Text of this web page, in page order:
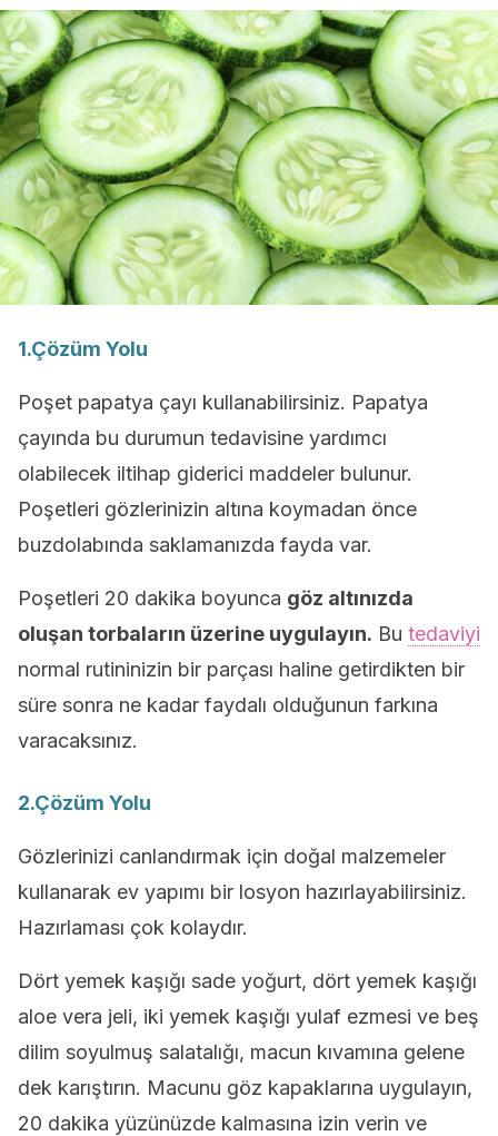
1.Çözüm Yolu
Poşet papatya çayı kullanabilirsiniz. Papatya
çayında bu durumun tedavisine yardımcı
olabilecek iltihap giderici maddeler bulunur.
Poşetleri gözlerinizin altına koymadan önce
buzdolabında saklamanızda fayda var.
Poşetleri 20 dakika boyunca göz altınızda
oluşan torbaların üzerine uygulayın. Bu tedaviyi
normal rutininizin bir parçası haline getirdikten bir
süre sonra ne kadar faydalı olduğunun farkına
varacaksınız.
2.Çözüm Yolu
Gözlerinizi canlandırmak için doğal malzemeler
kullanarak ev yapımı bir losyon hazırlayabilirsiniz.
Hazırlaması çok kolaydır.
Dört yemek kaşığı sade yoğurt, dört yemek kaşığı
aloe vera jeli, iki yemek kaşığı yulaf ezmesi ve beş
dilim soyulmuş salatalığı, macun kıvamına gelene
dek karıştırın. Macunu göz kapaklarına uygulayın,
20 dakika yüzünüzde kalmasına izin verin ve